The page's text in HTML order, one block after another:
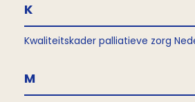
K
Kwaliteitskader palliatieve zorg
M